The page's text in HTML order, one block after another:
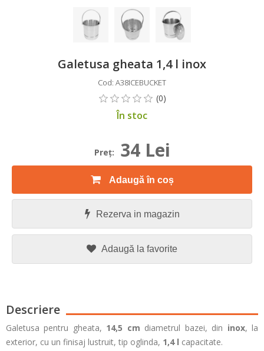
Galetusa gheata 1,4 l inox
Cod: A38ICEBUCKET
În stoc
Preţ: 34 Lei
Adaugă în coș
Rezerva in magazin
Adaugă la favorite
Descriere
Galetusa pentru gheata, 14,5 cm diametrul bazei, din inox, la
exterior, cu un finisaj lustruit, tip oglinda, 1,4 l capacitate.